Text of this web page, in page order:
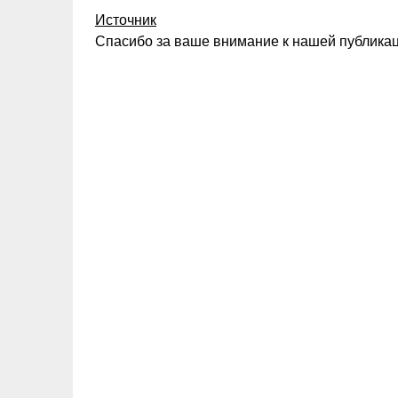
Источник
Спасибо за ваше внимание к нашей